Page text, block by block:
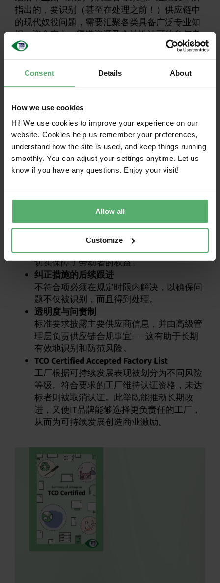
Consent Details About
How we use cookies
Hi! We use cookies to improve your experience on our
website. Cookies help us remember your preferences,
understand how the site is used, and keep things running
smoothly. You can adjust your settings anytime. Let us
know if you have any questions. Enjoy your visit!
Allow all
Customize
指出的，要识别（甚至在处理之前！）供应链中
的现代奴役问题，需要汇聚各类具备广泛专业知
识、资金实力、渠道资源及合法性认可的参与者
共同协作。认证与审计机构在这种多方协作中被
公认为发挥着重要作用。
TCO Certified 如何TCO Certified 应
对现代奴役风险
作为一项全球性可持续性认证TCO Certified 社会
采购要求的影响力延伸至供应链更深处，其覆盖
范围远超任何单一采购方：
强制性社会标准
认证产品必须符合基于当地和国际劳工及健
康安全法规的标准，同时符合《联合国儿童
权利公约》的要求。
独立验证
合规性由独立认证专家进行核查和后续跟进
——这既降低了"绿色/蓝色洗白"的风险，又
切实保障了劳动者的权益。
纠正措施的后续跟进
不符合项必须在规定时限内解决，以确保问
题不仅被识别，而且得到处理。
透明度与问责制
标准要求披露主要供应商信息，并由高级管
理层负责供应链合规事宜——这有助于长期
有效地识别和防范风险。
TCO Certified Accepted Factory List
工厂根据可持续发展表现被划分为不同风险
等级。符合要求的工厂维持认证资格，未达
标者则被取消认证。此举既能推动长期改
进，又使IT品牌能够选择更负责任的工厂，
从而为可持续发展创造商业激励。